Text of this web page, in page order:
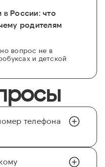
России: что
родителям
вопрос не в
и детской
телефона